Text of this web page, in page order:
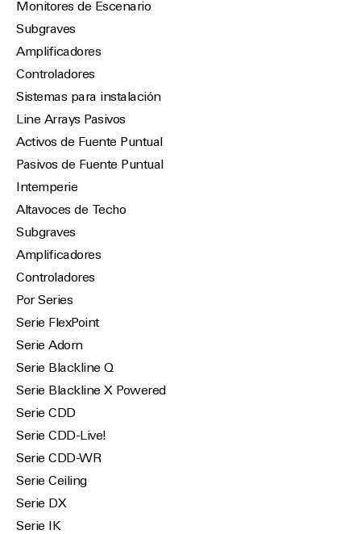
Monitores de Escenario
Subgraves
Amplificadores
Controladores
Sistemas para instalación
Line Arrays Pasivos
Activos de Fuente Puntual
Pasivos de Fuente Puntual
Intemperie
Altavoces de Techo
Subgraves
Amplificadores
Controladores
Por Series
Serie FlexPoint
Serie Adorn
Serie Blackline Q
Serie Blackline X Powered
Serie CDD
Serie CDD-Live!
Serie CDD-WR
Serie Ceiling
Serie DX
Serie IK